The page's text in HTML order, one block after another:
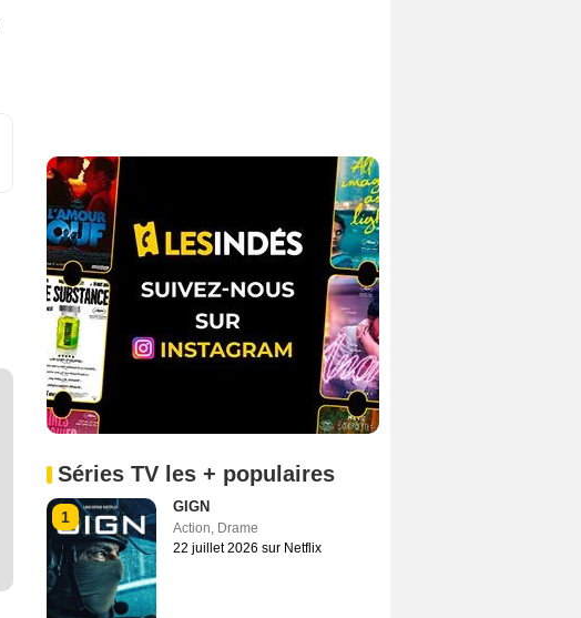
Séries TV les + populaires
1
GIGN
Action, Drame
22 juillet 2026 sur Netflix